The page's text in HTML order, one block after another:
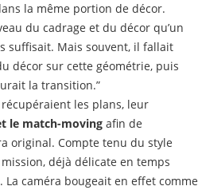
la même portion de décor.
du cadrage et du décor qu’un
suffisait. Mais souvent, il fallait
décor sur cette géométrie, puis
la transition.”
les plans, leur
le match-moving afin de
original. Compte tenu du style
déjà délicate en temps
La caméra bougeait en effet comme